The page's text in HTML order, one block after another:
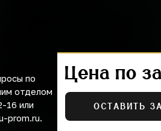
по
отделом
16 или
prom.ru.
Цена по
ОСТАВИТЬ